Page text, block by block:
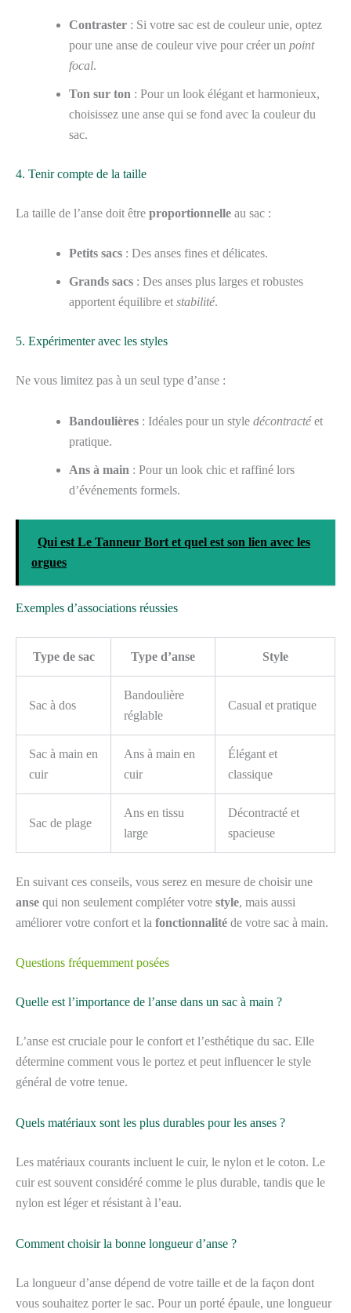
Contraster : Si votre sac est de couleur unie, optez
pour une anse de couleur vive pour créer un point
focal.
Ton sur ton : Pour un look élégant et harmonieux,
choisissez une anse qui se fond avec la couleur du
sac.
4. Tenir compte de la taille
La taille de l’anse doit être proportionnelle au sac :
Petits sacs : Des anses fines et délicates.
Grands sacs : Des anses plus larges et robustes
apportent équilibre et stabilité.
5. Expérimenter avec les styles
Ne vous limitez pas à un seul type d’anse :
Bandoulières : Idéales pour un style décontractéet
pratique.
Ans à main : Pour un look chic et raffiné lors
d’événements formels.
Qui est Le Tanneur Bort et quel est son lien avec les
orgues
Exemples d’associations réussies
Type de sac Type d’anse Style
Sac à dos
Bandoulière
réglable
Casual et pratique
Sac à main en
cuir
Ans à main en
cuir
Élégant et
classique
Sac de plage
Ans en tissu
large
Décontracté et
spacieuse
En suivant ces conseils, vous serez en mesure de choisir une
anse qui non seulement compléter votre style, mais aussi
améliorer votre confort et la fonctionnalité de votre sac à main.
Questions fréquemment posées
Quelle est l’importance de l’anse dans un sac à main ?
L’anse est cruciale pour le confort et l’esthétique du sac. Elle
détermine comment vous le portez et peut influencer le style
général de votre tenue.
Quels matériaux sont les plus durables pour les anses ?
Les matériaux courants incluent le cuir, le nylon et le coton. Le
cuir est souvent considéré comme le plus durable, tandis que le
nylon est léger et résistant à l’eau.
Comment choisir la bonne longueur d’anse ?
La longueur d’anse dépend de votre taille et de la façon dont
vous souhaitez porter le sac. Pour un porté épaule, une longueur